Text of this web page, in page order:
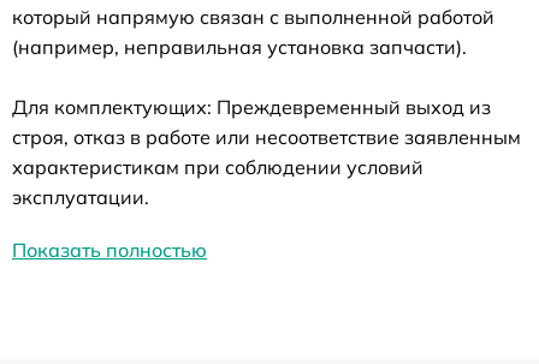
который напрямую связан с выполненной работой
(например, неправильная установка запчасти).
Для комплектующих: Преждевременный выход из
строя, отказ в работе или несоответствие заявленным
характеристикам при соблюдении условий
эксплуатации.
Показать полностью